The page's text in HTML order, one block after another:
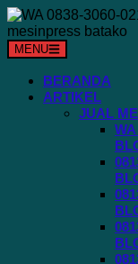
Langsung
ke
konten
MENU
BERANDA
ARTIKEL
JUAL